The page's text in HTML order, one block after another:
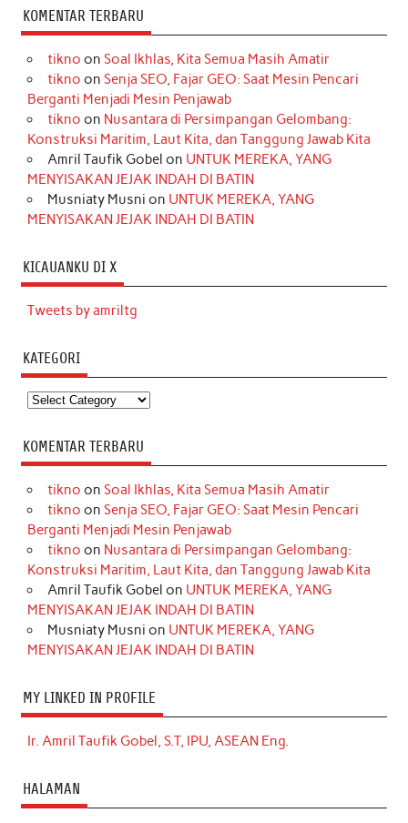
KOMENTAR TERBARU
tikno on Soal Ikhlas, Kita Semua Masih Amatir
tikno on Senja SEO, Fajar GEO: Saat Mesin Pencari
Berganti Menjadi Mesin Penjawab
tikno on Nusantara di Persimpangan Gelombang:
Konstruksi Maritim, Laut Kita, dan Tanggung Jawab Kita
Amril Taufik Gobel on UNTUK MEREKA, YANG
MENYISAKAN JEJAK INDAH DI BATIN
Musniaty Musni on UNTUK MEREKA, YANG
MENYISAKAN JEJAK INDAH DI BATIN
KICAUANKU DI X
Tweets by amriltg
KATEGORI
Kategori
KOMENTAR TERBARU
tikno on Soal Ikhlas, Kita Semua Masih Amatir
tikno on Senja SEO, Fajar GEO: Saat Mesin Pencari
Berganti Menjadi Mesin Penjawab
tikno on Nusantara di Persimpangan Gelombang:
Konstruksi Maritim, Laut Kita, dan Tanggung Jawab Kita
Amril Taufik Gobel on UNTUK MEREKA, YANG
MENYISAKAN JEJAK INDAH DI BATIN
Musniaty Musni on UNTUK MEREKA, YANG
MENYISAKAN JEJAK INDAH DI BATIN
MY LINKED IN PROFILE
Ir. Amril Taufik Gobel, S.T, IPU, ASEAN Eng.
HALAMAN